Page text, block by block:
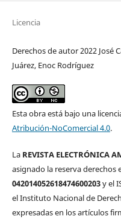
Licencia
Derechos de autor 2022 José
Juárez, Enoc Rodríguez
Esta obra está bajo una
Atribución-NoComercial 4.0.
La REVISTA ELECTRÓNICA
asignado la reserva derechos
042014052618474600203y el
el Instituto Nacional de
expresadas en los artículos